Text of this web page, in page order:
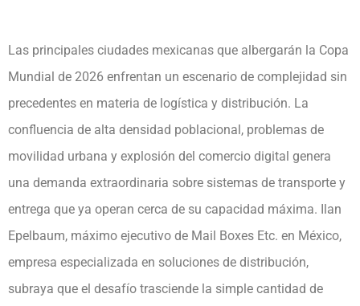
Las principales ciudades mexicanas que albergarán la Copa
Mundial de 2026 enfrentan un escenario de complejidad sin
precedentes en materia de logística y distribución. La
confluencia de alta densidad poblacional, problemas de
movilidad urbana y explosión del comercio digital genera
una demanda extraordinaria sobre sistemas de transporte y
entrega que ya operan cerca de su capacidad máxima. Ilan
Epelbaum, máximo ejecutivo de Mail Boxes Etc. en México,
empresa especializada en soluciones de distribución,
subraya que el desafío trasciende la simple cantidad de